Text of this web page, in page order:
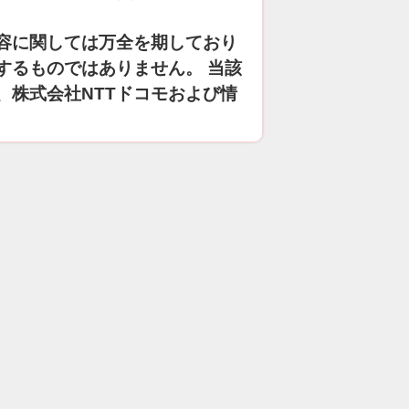
に関しては万全を期しており
るものではありません。 当該
株式会社NTTドコモおよび情